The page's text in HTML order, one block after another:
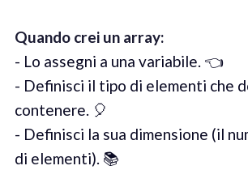
Quando crei un array:
- Lo assegni a una variabile. 👈
- Definisci il tipo di elementi che
contenere. 🎈
- Definisci la sua dimensione (il
di elementi). 📚